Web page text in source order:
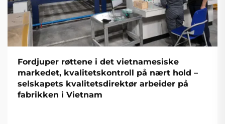
Fordjuper røttene i det vietnamesiske
markedet, kvalitetskontroll på nært hold –
selskapets kvalitetsdirektør arbeider på
fabrikken i Vietnam